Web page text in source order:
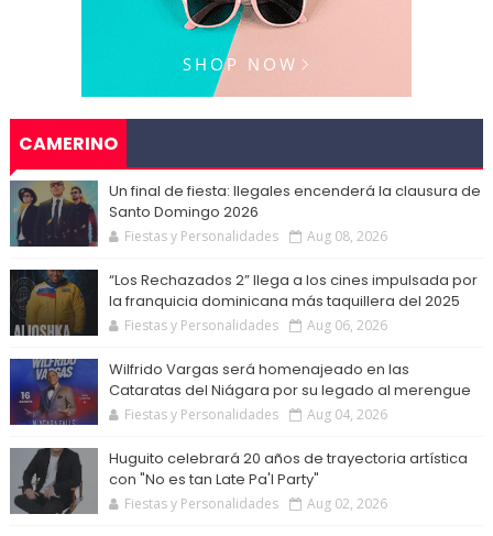
CAMERINO
Un final de fiesta: Ilegales encenderá la clausura de
Santo Domingo 2026
Fiestas y Personalidades Aug 08, 2026
“Los Rechazados 2” llega a los cines impulsada por
la franquicia dominicana más taquillera del 2025
Fiestas y Personalidades Aug 06, 2026
Wilfrido Vargas será homenajeado en las
Cataratas del Niágara por su legado al merengue
Fiestas y Personalidades Aug 04, 2026
Huguito celebrará 20 años de trayectoria artística
con "No es tan Late Pa'l Party"
Fiestas y Personalidades Aug 02, 2026